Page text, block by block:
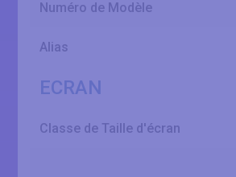
Numéro de Modèle
Alias
ECRAN
Classe de Taille d'écran